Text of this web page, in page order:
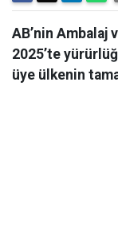
AB’nin Ambalaj
2025’te
üye ülkenin